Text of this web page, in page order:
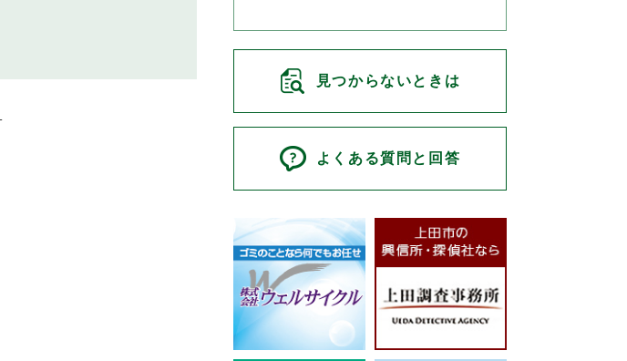
見つからないときは
よくある質問と回答